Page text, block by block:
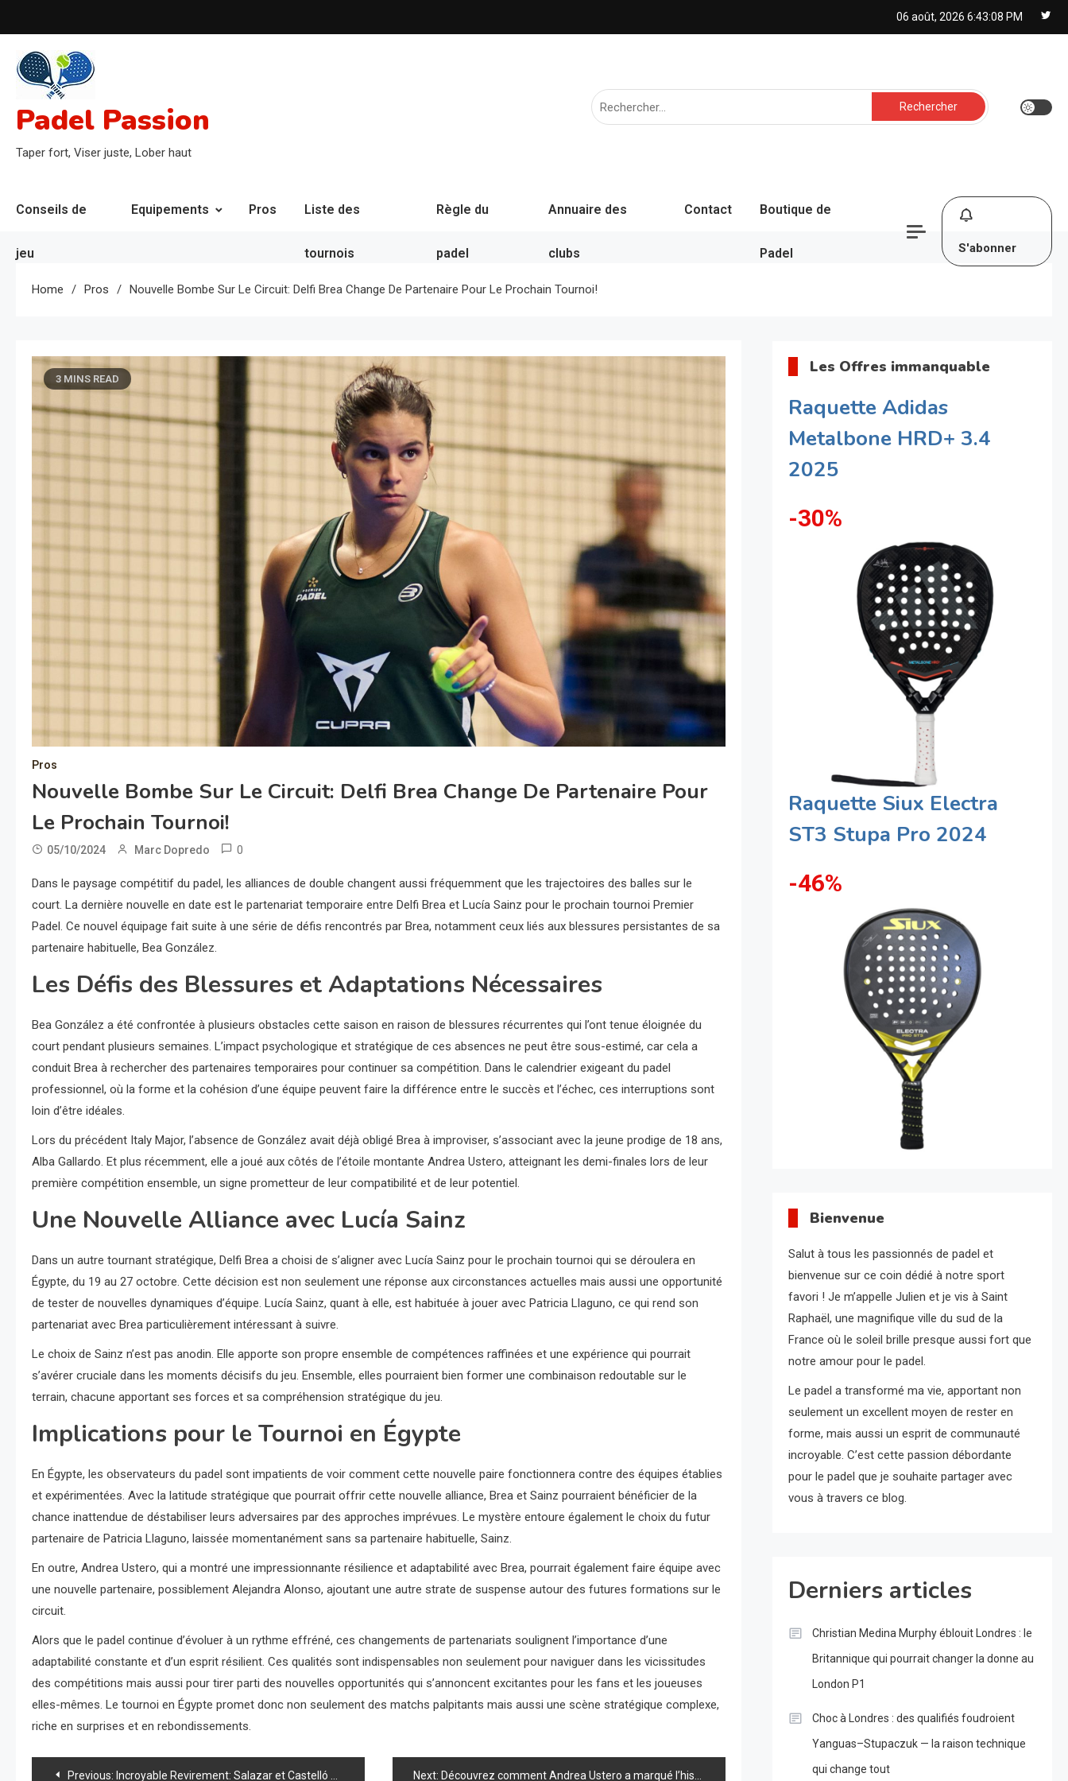
to
content
06 août, 2026 6:43:09 PM
Padel Passion
Taper fort, Viser juste, Lober haut
Rechercher :
Conseils de
jeu
Equipements Pros Liste des
tournois
Règle du
padel
Annuaire des
clubs
Contact Boutique de
Padel S'abonner
Home Pros Nouvelle Bombe Sur Le Circuit: Delfi Brea Change De Partenaire Pour Le Prochain Tournoi!
3 MINS READ
Pros
Nouvelle Bombe Sur Le Circuit: Delfi Brea Change De Partenaire Pour
Le Prochain Tournoi!
05/10/2024 Marc Dopredo 0
Dans le paysage compétitif du padel, les alliances de double changent aussi fréquemment que les trajectoires des balles sur le
court. La dernière nouvelle en date est le partenariat temporaire entre Delfi Brea et Lucía Sainz pour le prochain tournoi Premier
Padel. Ce nouvel équipage fait suite à une série de défis rencontrés par Brea, notamment ceux liés aux blessures persistantes de sa
partenaire habituelle, Bea González.
Les Défis des Blessures et Adaptations Nécessaires
Bea González a été confrontée à plusieurs obstacles cette saison en raison de blessures récurrentes qui l’ont tenue éloignée du
court pendant plusieurs semaines. L’impact psychologique et stratégique de ces absences ne peut être sous-estimé, car cela a
conduit Brea à rechercher des partenaires temporaires pour continuer sa compétition. Dans le calendrier exigeant du padel
professionnel, où la forme et la cohésion d’une équipe peuvent faire la différence entre le succès et l’échec, ces interruptions sont
loin d’être idéales.
Lors du précédent Italy Major, l’absence de González avait déjà obligé Brea à improviser, s’associant avec la jeune prodige de 18 ans,
Alba Gallardo. Et plus récemment, elle a joué aux côtés de l’étoile montante Andrea Ustero, atteignant les demi-finales lors de leur
première compétition ensemble, un signe prometteur de leur compatibilité et de leur potentiel.
Une Nouvelle Alliance avec Lucía Sainz
Dans un autre tournant stratégique, Delfi Brea a choisi de s’aligner avec Lucía Sainz pour le prochain tournoi qui se déroulera en
Égypte, du 19 au 27 octobre. Cette décision est non seulement une réponse aux circonstances actuelles mais aussi une opportunité
de tester de nouvelles dynamiques d’équipe. Lucía Sainz, quant à elle, est habituée à jouer avec Patricia Llaguno, ce qui rend son
partenariat avec Brea particulièrement intéressant à suivre.
Le choix de Sainz n’est pas anodin. Elle apporte son propre ensemble de compétences raffinées et une expérience qui pourrait
s’avérer cruciale dans les moments décisifs du jeu. Ensemble, elles pourraient bien former une combinaison redoutable sur le
terrain, chacune apportant ses forces et sa compréhension stratégique du jeu.
Implications pour le Tournoi en Égypte
En Égypte, les observateurs du padel sont impatients de voir comment cette nouvelle paire fonctionnera contre des équipes établies
et expérimentées. Avec la latitude stratégique que pourrait offrir cette nouvelle alliance, Brea et Sainz pourraient bénéficier de la
chance inattendue de déstabiliser leurs adversaires par des approches imprévues. Le mystère entoure également le choix du futur
partenaire de Patricia Llaguno, laissée momentanément sans sa partenaire habituelle, Sainz.
En outre, Andrea Ustero, qui a montré une impressionnante résilience et adaptabilité avec Brea, pourrait également faire équipe avec
une nouvelle partenaire, possiblement Alejandra Alonso, ajoutant une autre strate de suspense autour des futures formations sur le
circuit.
Alors que le padel continue d’évoluer à un rythme effréné, ces changements de partenariats soulignent l’importance d’une
adaptabilité constante et d’un esprit résilient. Ces qualités sont indispensables non seulement pour naviguer dans les vicissitudes
des compétitions mais aussi pour tirer parti des nouvelles opportunités qui s’annoncent excitantes pour les fans et les joueuses
elles-mêmes. Le tournoi en Égypte promet donc non seulement des matchs palpitants mais aussi une scène stratégique complexe,
riche en surprises et en rebondissements.
Navigation
Previous: Incroyable Revirement: Salazar et Castelló Réécrivent l’Histoire du Padel à Paris! Next: Découvrez comment Andrea Ustero a marqué l’histoire du padel à seulement 16 ans lors du Paris Major !
Les Offres immanquable
Raquette Adidas
Metalbone HRD+ 3.4
2025
-30%
Raquette Siux Electra
ST3 Stupa Pro 2024
-46%
Bienvenue
Salut à tous les passionnés de padel et
bienvenue sur ce coin dédié à notre sport
favori ! Je m’appelle Julien et je vis à Saint
Raphaël, une magnifique ville du sud de la
France où le soleil brille presque aussi fort que
notre amour pour le padel.
Le padel a transformé ma vie, apportant non
seulement un excellent moyen de rester en
forme, mais aussi un esprit de communauté
incroyable. C’est cette passion débordante
pour le padel que je souhaite partager avec
vous à travers ce blog.
Derniers articles
Christian Medina Murphy éblouit Londres : le
Britannique qui pourrait changer la donne au
London P1
Choc à Londres : des qualifiés foudroient
Yanguas–Stupaczuk — la raison technique
qui change tout